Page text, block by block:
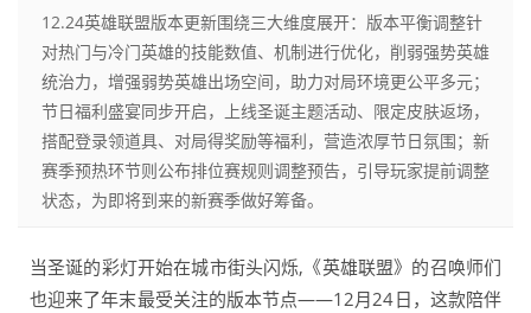
12.24英雄联盟版本更新围绕三大维度展开：版本平衡调整针
对热门与冷门英雄的技能数值、机制进行优化，削弱强势英雄
统治力，增强弱势英雄出场空间，助力对局环境更公平多元；
节日福利盛宴同步开启，上线圣诞主题活动、限定皮肤返场，
搭配登录领道具、对局得奖励等福利，营造浓厚节日氛围；新
赛季预热环节则公布排位赛规则调整预告，引导玩家提前调整
状态，为即将到来的新赛季做好筹备。
当圣诞的彩灯开始在城市街头闪烁,《英雄联盟》的召唤师们
也迎来了年末最受关注的版本节点——12月24日，这款陪伴